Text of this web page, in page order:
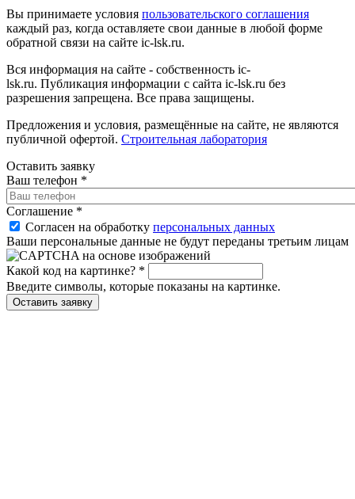
Вы принимаете условия пользовательского соглашения
каждый раз, когда оставляете свои данные в любой форме
обратной связи на сайте ic-lsk.ru.
Вся информация на сайте - собственность ic-
lsk.ru. Публикация информации с сайта ic-lsk.ru без
разрешения запрещена. Все права защищены.
Предложения и условия, размещённые на сайте, не являются
публичной офертой. Строительная лаборатория
Оставить заявку
Ваш телефон *
Соглашение *
Согласен на обработку персональных данных
Ваши персональные данные не будут переданы третьим лицам
Какой код на картинке? *
Введите символы, которые показаны на картинке.